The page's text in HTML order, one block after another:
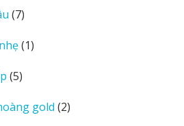
77
phẩm
11
55
phẩm
gold 22